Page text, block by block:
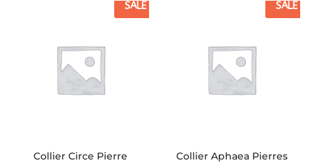
SALE
Collier Circe Pierre
SALE
Collier Aphaea Pierres